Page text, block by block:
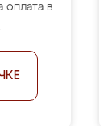
оплата в